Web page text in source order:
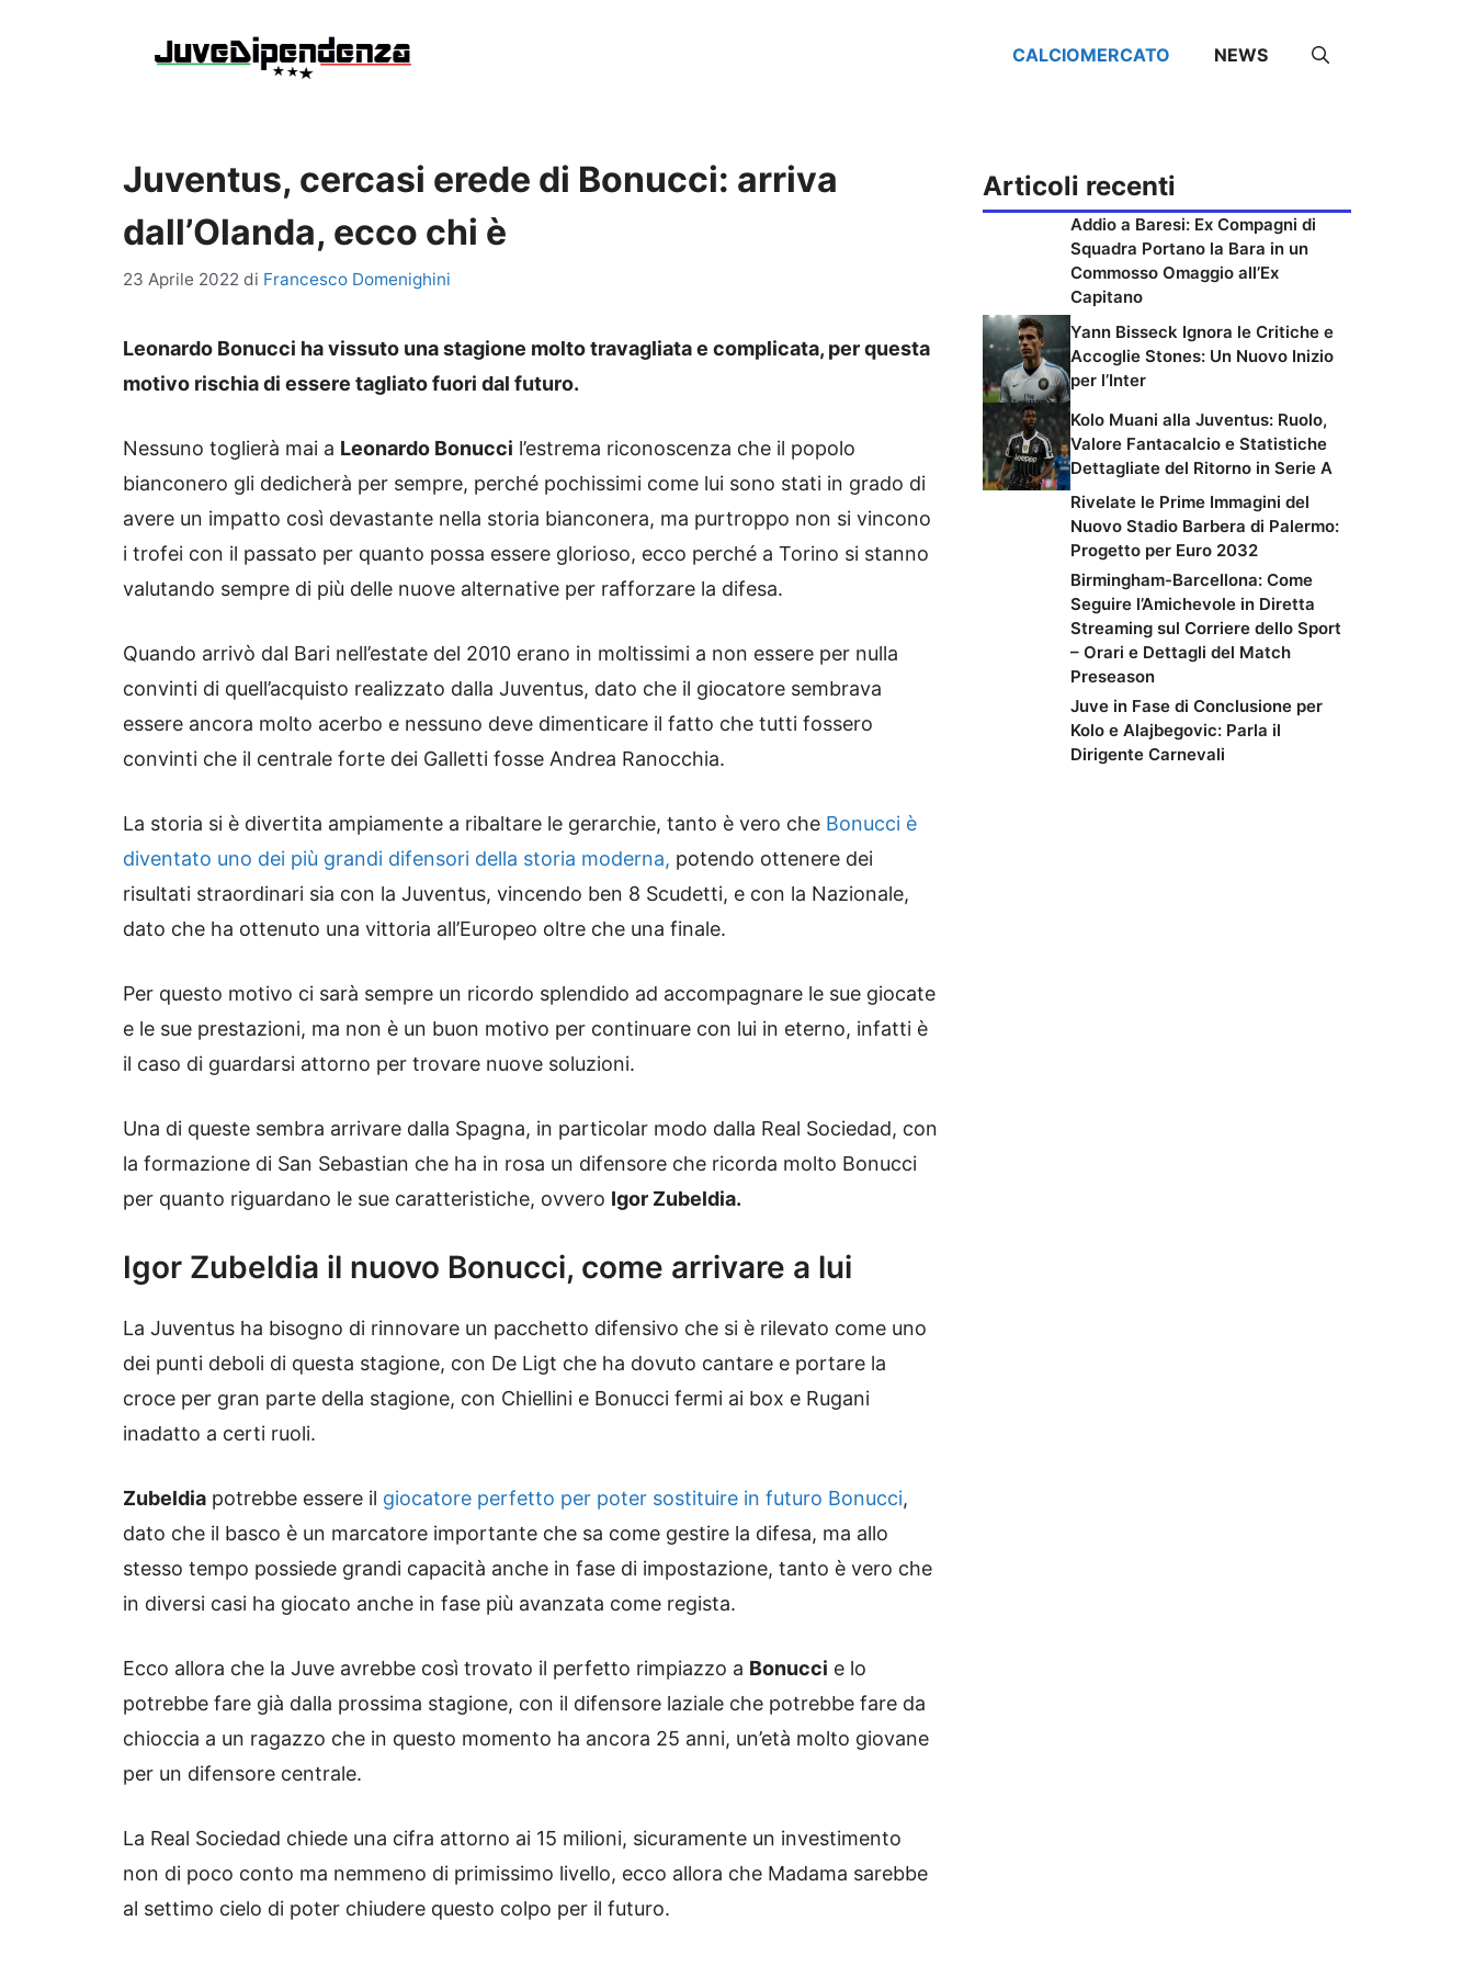
CALCIOMERCATO NEWS
Juventus, cercasi erede di Bonucci: arriva
dall’Olanda, ecco chi è
23 Aprile 2022 di Francesco Domenighini
Leonardo Bonucci ha vissuto una stagione molto travagliata e complicata, per questa
motivo rischia di essere tagliato fuori dal futuro.
Nessuno toglierà mai a Leonardo Bonucci l’estrema riconoscenza che il popolo
bianconero gli dedicherà per sempre, perché pochissimi come lui sono stati in grado di
avere un impatto così devastante nella storia bianconera, ma purtroppo non si vincono
i trofei con il passato per quanto possa essere glorioso, ecco perché a Torino si stanno
valutando sempre di più delle nuove alternative per rafforzare la difesa.
Quando arrivò dal Bari nell’estate del 2010 erano in moltissimi a non essere per nulla
convinti di quell’acquisto realizzato dalla Juventus, dato che il giocatore sembrava
essere ancora molto acerbo e nessuno deve dimenticare il fatto che tutti fossero
convinti che il centrale forte dei Galletti fosse Andrea Ranocchia.
La storia si è divertita ampiamente a ribaltare le gerarchie, tanto è vero che Bonucci è
diventato uno dei più grandi difensori della storia moderna, potendo ottenere dei
risultati straordinari sia con la Juventus, vincendo ben 8 Scudetti, e con la Nazionale,
dato che ha ottenuto una vittoria all’Europeo oltre che una finale.
Per questo motivo ci sarà sempre un ricordo splendido ad accompagnare le sue giocate
e le sue prestazioni, ma non è un buon motivo per continuare con lui in eterno, infatti è
il caso di guardarsi attorno per trovare nuove soluzioni.
Una di queste sembra arrivare dalla Spagna, in particolar modo dalla Real Sociedad, con
la formazione di San Sebastian che ha in rosa un difensore che ricorda molto Bonucci
per quanto riguardano le sue caratteristiche, ovvero Igor Zubeldia.
Igor Zubeldia il nuovo Bonucci, come arrivare a lui
La Juventus ha bisogno di rinnovare un pacchetto difensivo che si è rilevato come uno
dei punti deboli di questa stagione, con De Ligt che ha dovuto cantare e portare la
croce per gran parte della stagione, con Chiellini e Bonucci fermi ai box e Rugani
inadatto a certi ruoli.
Zubeldia potrebbe essere il giocatore perfetto per poter sostituire in futuro Bonucci,
dato che il basco è un marcatore importante che sa come gestire la difesa, ma allo
stesso tempo possiede grandi capacità anche in fase di impostazione, tanto è vero che
in diversi casi ha giocato anche in fase più avanzata come regista.
Ecco allora che la Juve avrebbe così trovato il perfetto rimpiazzo a Bonucci e lo
potrebbe fare già dalla prossima stagione, con il difensore laziale che potrebbe fare da
chioccia a un ragazzo che in questo momento ha ancora 25 anni, un’età molto giovane
per un difensore centrale.
La Real Sociedad chiede una cifra attorno ai 15 milioni, sicuramente un investimento
non di poco conto ma nemmeno di primissimo livello, ecco allora che Madama sarebbe
al settimo cielo di poter chiudere questo colpo per il futuro.
Articoli recenti
Addio a Baresi: Ex Compagni di
Squadra Portano la Bara in un
Commosso Omaggio all’Ex
Capitano
Yann Bisseck Ignora le Critiche e
Accoglie Stones: Un Nuovo Inizio
per l’Inter
Kolo Muani alla Juventus: Ruolo,
Valore Fantacalcio e Statistiche
Dettagliate del Ritorno in Serie A
Rivelate le Prime Immagini del
Nuovo Stadio Barbera di Palermo:
Progetto per Euro 2032
Birmingham-Barcellona: Come
Seguire l’Amichevole in Diretta
Streaming sul Corriere dello Sport
– Orari e Dettagli del Match
Preseason
Juve in Fase di Conclusione per
Kolo e Alajbegovic: Parla il
Dirigente Carnevali